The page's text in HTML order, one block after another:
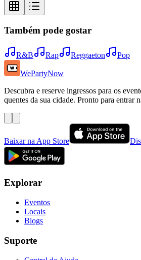
Também pode gostar
R&B Rap Reggaeton Pop
WePartyNow
Descubra e reserve ingressos para os
quentes da sua cidade. Pronto para entrar
Baixar na App Store
Explorar
Eventos
Locais
Blogs
Suporte